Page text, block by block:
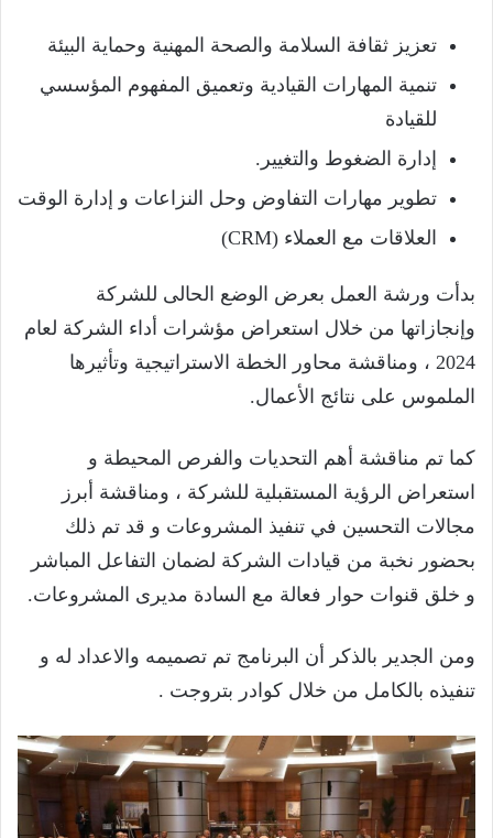
تعزيز ثقافة السلامة والصحة المهنية وحماية البيئة
تنمية المهارات القيادية وتعميق المفهوم المؤسسي
للقيادة
إدارة الضغوط والتغيير.
تطوير مهارات التفاوض وحل النزاعات و إدارة الوقت
العلاقات مع العملاء (CRM)
بدأت ورشة العمل بعرض الوضع الحالى للشركة
وإنجازاتها من خلال استعراض مؤشرات أداء الشركة لعام
2024 ، ومناقشة محاور الخطة الاستراتيجية وتأثيرها
الملموس على نتائج الأعمال.
كما تم مناقشة أهم التحديات والفرص المحيطة و
استعراض الرؤية المستقبلية للشركة ، ومناقشة أبرز
مجالات التحسين في تنفيذ المشروعات و قد تم ذلك
بحضور نخبة من قيادات الشركة لضمان التفاعل المباشر
و خلق قنوات حوار فعالة مع السادة مديرى المشروعات.
ومن الجدير بالذكر أن البرنامج تم تصميمه والاعداد له و
تنفيذه بالكامل من خلال كوادر بتروجت .